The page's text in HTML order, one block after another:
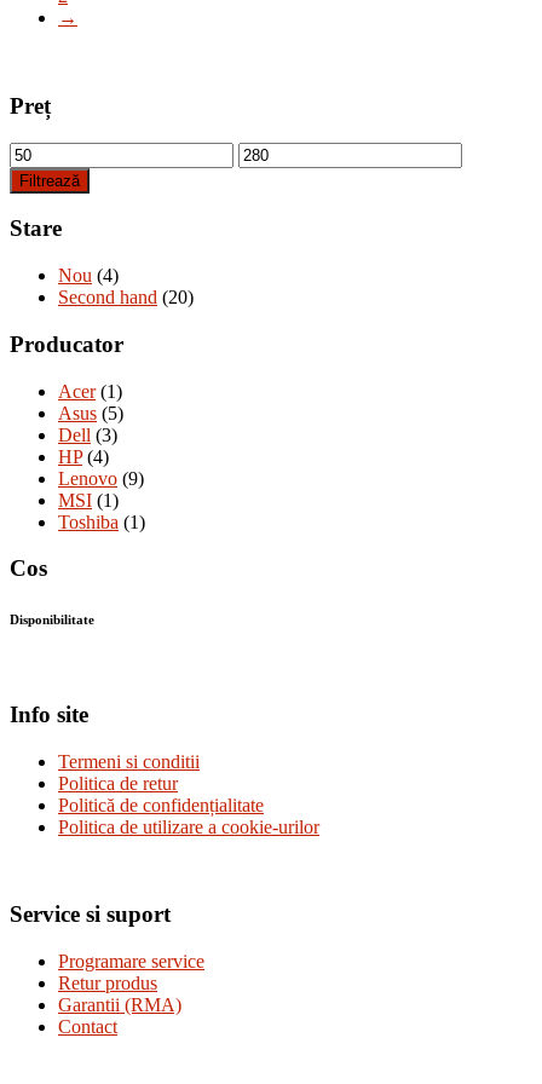
→
Preț
Preț
minim
Preț
maxim
Filtrează
Stare
Nou (4)
Second hand (20)
Producator
Acer (1)
Asus (5)
Dell (3)
HP (4)
Lenovo (9)
MSI (1)
Toshiba (1)
Cos
Disponibilitate
Info site
Termeni si conditii
Politica de retur
Politică de confidențialitate
Politica de utilizare a cookie-urilor
Service si suport
Programare service
Retur produs
Garantii (RMA)
Contact